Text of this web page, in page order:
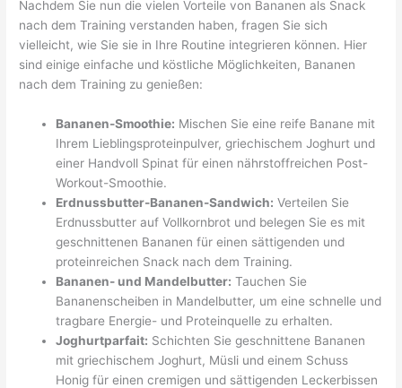
Nachdem Sie nun die vielen Vorteile von Bananen als Snack
nach dem Training verstanden haben, fragen Sie sich
vielleicht, wie Sie sie in Ihre Routine integrieren können. Hier
sind einige einfache und köstliche Möglichkeiten, Bananen
nach dem Training zu genießen:
Bananen-Smoothie: Mischen Sie eine reife Banane mit
Ihrem Lieblingsproteinpulver, griechischem Joghurt und
einer Handvoll Spinat für einen nährstoffreichen Post-
Workout-Smoothie.
Erdnussbutter-Bananen-Sandwich: Verteilen Sie
Erdnussbutter auf Vollkornbrot und belegen Sie es mit
geschnittenen Bananen für einen sättigenden und
proteinreichen Snack nach dem Training.
Bananen- und Mandelbutter: Tauchen Sie
Bananenscheiben in Mandelbutter, um eine schnelle und
tragbare Energie- und Proteinquelle zu erhalten.
Joghurtparfait: Schichten Sie geschnittene Bananen
mit griechischem Joghurt, Müsli und einem Schuss
Honig für einen cremigen und sättigenden Leckerbissen